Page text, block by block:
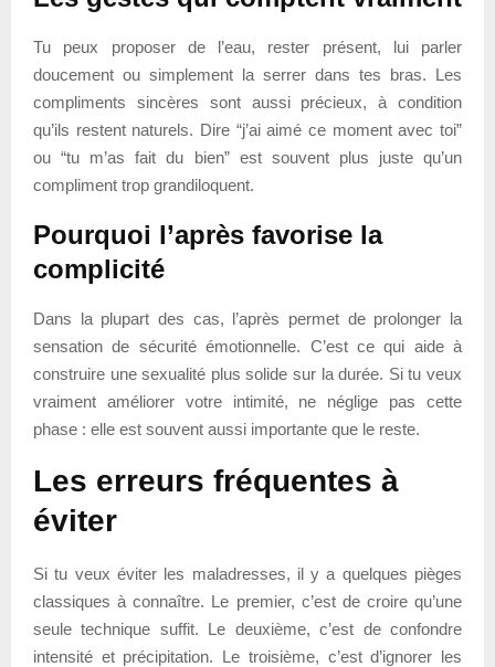
Tu peux proposer de l’eau, rester présent, lui parler
doucement ou simplement la serrer dans tes bras. Les
compliments sincères sont aussi précieux, à condition
qu’ils restent naturels. Dire “j’ai aimé ce moment avec toi”
ou “tu m’as fait du bien” est souvent plus juste qu’un
compliment trop grandiloquent.
Pourquoi l’après favorise la
complicité
Dans la plupart des cas, l’après permet de prolonger la
sensation de sécurité émotionnelle. C’est ce qui aide à
construire une sexualité plus solide sur la durée. Si tu veux
vraiment améliorer votre intimité, ne néglige pas cette
phase : elle est souvent aussi importante que le reste.
Les erreurs fréquentes à
éviter
Si tu veux éviter les maladresses, il y a quelques pièges
classiques à connaître. Le premier, c’est de croire qu’une
seule technique suffit. Le deuxième, c’est de confondre
intensité et précipitation. Le troisième, c’est d’ignorer les